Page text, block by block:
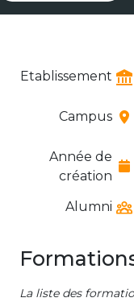
Etablissement
Campus
Année de
création
Alumni
La liste des